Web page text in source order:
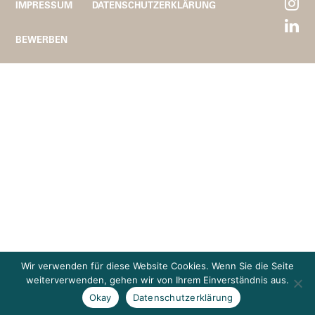
IMPRESSUM DATENSCHUTZERKLÄRUNG
BEWERBEN
Wir verwenden für diese Website Cookies. Wenn Sie die Seite
weiterverwenden, gehen wir von Ihrem Einverständnis aus.
Okay
Datenschutzerklärung